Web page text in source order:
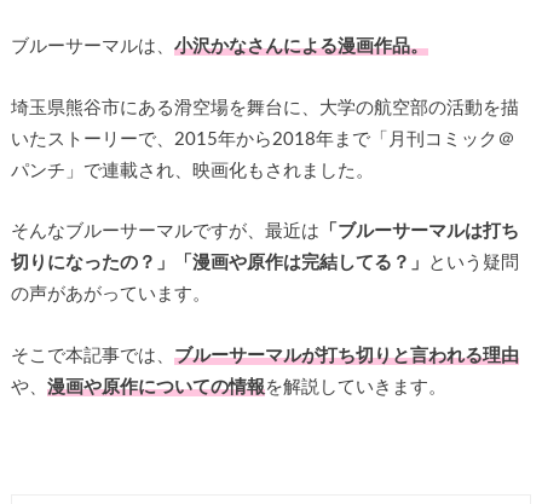
ブルーサーマルは、 小沢かなさんによる漫画作品。
埼玉県熊谷市にある滑空場を舞台に、大学の航空部の活動を描
いたストーリーで、2015年から2018年まで「月刊コミック＠
パンチ」で連載され、映画化もされました。
そんなブルーサーマルですが、最近は 「ブルーサーマルは打ち
切りになったの？」「漫画や原作は完結してる？」
という疑問
の声があがっています。
そこで本記事では、 ブルーサーマルが打ち切りと言われる理由
や、 漫画や原作についての情報を解説していきます。